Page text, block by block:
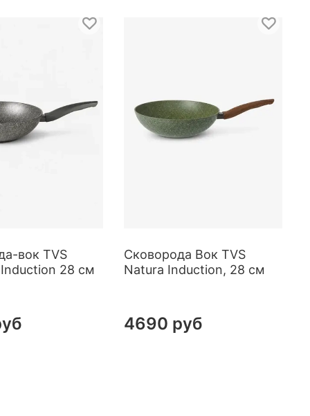
вок TVS
28 см
Сковорода Вок TVS
Natura Induction, 28 см
4690 руб